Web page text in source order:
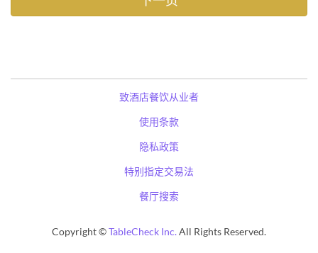
致酒店餐饮从业者
使用条款
隐私政策
特别指定交易法
餐厅搜索
Copyright ©TableCheck Inc.All Rights Reserved.